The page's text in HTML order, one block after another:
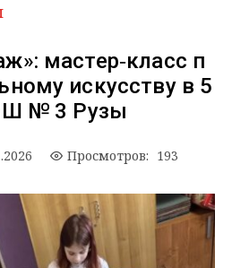
мастер‑класс п
искусству в 5
№ 3 Рузы
Просмотров: 193